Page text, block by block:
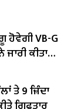
ਹੋਵੇਗੀ VB-G
ਕੀਤਾ
ਤੇ 9 ਜ਼ਿੰਦਾ